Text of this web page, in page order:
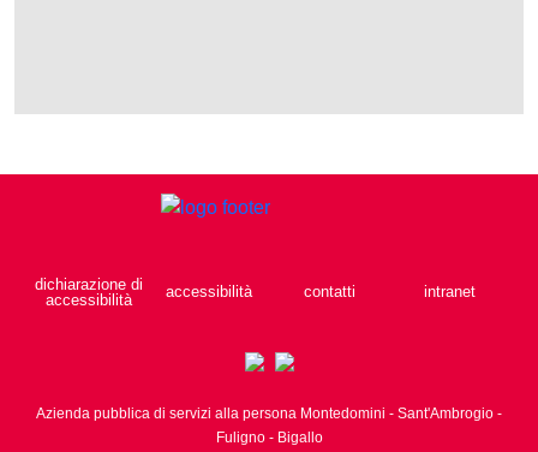
dichiarazione di
accessibilità
accessibilità contatti intranet
Azienda pubblica di servizi alla persona Montedomini - Sant'Ambrogio -
Fuligno - Bigallo